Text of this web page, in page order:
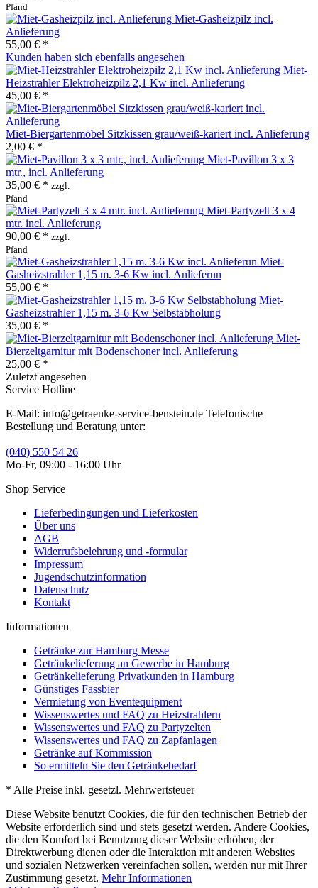
Pfand
Miet-Gasheizpilz incl.
Anlieferung
55,00 € *
Kunden haben sich ebenfalls angesehen
Miet-
Heizstrahler Elektroheizpilz 2,1 Kw incl. Anlieferung
45,00 € *
Miet-Biergartenmöbel Sitzkissen grau/weiß-kariert incl. Anlieferung
2,00 € *
Miet-Pavillon 3 x 3
mtr., incl. Anlieferung
35,00 € * zzgl.
Pfand
Miet-Partyzelt 3 x 4
mtr. incl. Anlieferung
90,00 € * zzgl.
Pfand
Miet-
Gasheizstrahler 1,15 m. 3-6 Kw incl. Anlieferun
55,00 € *
Miet-
Gasheizstrahler 1,15 m. 3-6 Kw Selbstabholung
35,00 € *
Miet-
Bierzeltgarnitur mit Bodenschoner incl. Anlieferung
25,00 € *
Zuletzt angesehen
Service Hotline
E-Mail: info@getraenke-service-benstein.de Telefonische
Bestellung und Beratung unter:
(040) 550 54 26
Mo-Fr, 09:00 - 16:00 Uhr
Shop Service
Lieferbedingungen und Lieferkosten
Über uns
AGB
Widerrufsbelehrung und -formular
Impressum
Jugendschutzinformation
Datenschutz
Kontakt
Informationen
Getränke zur Hamburg Messe
Getränkelieferung an Gewerbe in Hamburg
Getränkelieferung Privatkunden in Hamburg
Günstiges Fassbier
Vermietung von Eventequipment
Wissenswertes und FAQ zu Heizstrahlern
Wissenswertes und FAQ zu Partyzelten
Wissenswertes und FAQ zu Zapfanlagen
Getränke auf Kommission
So ermitteln Sie den Getränkebedarf
* Alle Preise inkl. gesetzl. Mehrwertsteuer
Diese Website benutzt Cookies, die für den technischen Betrieb der
Website erforderlich sind und stets gesetzt werden. Andere Cookies,
die den Komfort bei Benutzung dieser Website erhöhen, der
Direktwerbung dienen oder die Interaktion mit anderen Websites
und sozialen Netzwerken vereinfachen sollen, werden nur mit Ihrer
Zustimmung gesetzt. Mehr Informationen